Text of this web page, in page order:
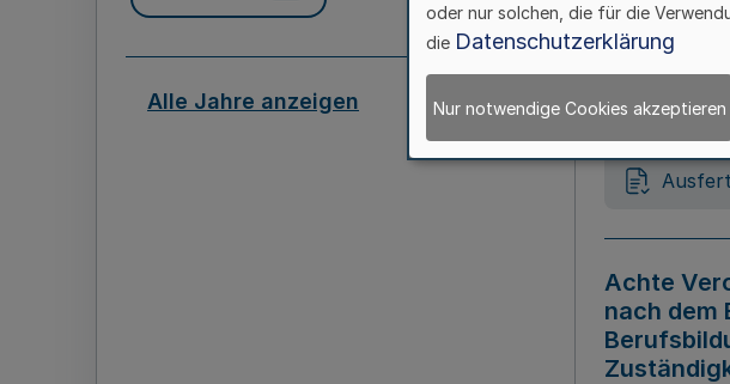
Alle Jahre anzeigen
Gesetz
Achte
nach dem
oder nur solchen, die für die
die Datenschutzerklärung
Nur notwendige Cookies akzeptieren